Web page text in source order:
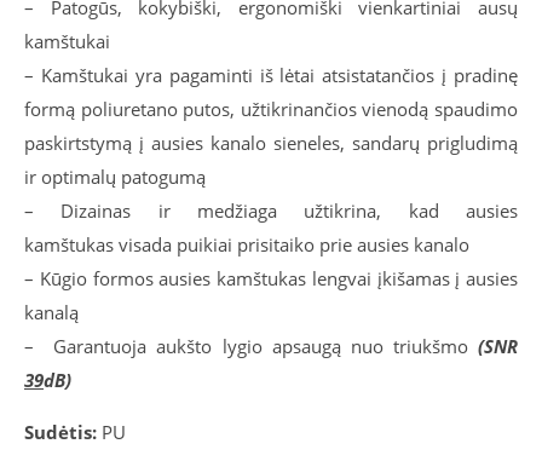
– Patogūs, kokybiški, ergonomiški vienkartiniai ausų
kamštukai
– Kamštukai yra pagaminti iš lėtai atsistatančios į pradinę
formą poliuretano putos, užtikrinančios vienodą spaudimo
paskirtstymą į ausies kanalo sieneles, sandarų prigludimą
ir optimalų patogumą
– Dizainas ir medžiaga užtikrina, kad ausies
kamštukas visada puikiai prisitaiko prie ausies kanalo
– Kūgio formos ausies kamštukas lengvai įkišamas į ausies
kanalą
– Garantuoja aukšto lygio apsaugą nuo triukšmo (SNR
39dB)
Sudėtis: PU